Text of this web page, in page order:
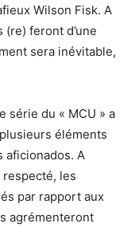
Wilson Fisk. A
feront d’une
sera inévitable,
série du « MCU » a
éléments
aficionados. A
les
par rapport aux
agrémenteront